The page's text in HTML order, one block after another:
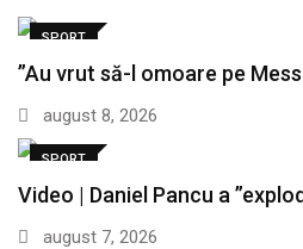
SPORT
”Au vrut să-l omoare pe
august 8, 2026
SPORT
Video | Daniel Pancu a
august 7, 2026